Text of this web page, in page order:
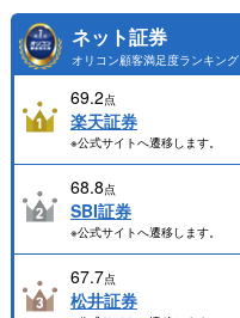
ネット証券
オリコン顧客満足度ランキング
69.2点
楽天証券
※公式サイトへ遷移します。
68.8点
SBI証券
※公式サイトへ遷移します。
67.7点
松井証券